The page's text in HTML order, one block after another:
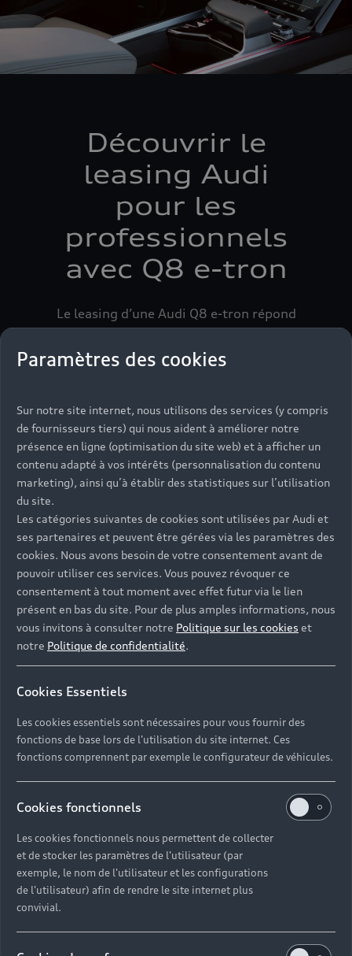
Découvrir le
leasing Audi
pour les
professionnels
avec Q8 e-tron
Le leasing d’une Audi Q8 e-tron répond
parfaitement aux besoins des professionnels. Il
offre beaucoup de flexibilité, s’adaptant ainsi à
toutes les activités et types d’entreprise. En
durée de location et le montant de la mensualité.
Vous maîtrisez ainsi pleinement le coût de votre
véhicule. En plus de cette flexibilité, le leasing
d’une Audi Q8 e-tron s’accompagne des avantages
Audi Business, un ensemble de solutions dédiées
Découvrir Audi Business
Paramètres des cookies
Sur notre site internet, nous utilisons des services (y compris
de fournisseurs tiers) qui nous aident à améliorer notre
présence en ligne (optimisation du site web) et à afficher un
contenu adapté à vos intérêts (personnalisation du contenu
marketing), ainsi qu’à établir des statistiques sur l’utilisation
du site.
Les catégories suivantes de cookies sont utilisées par Audi et
ses partenaires et peuvent être gérées via les paramètres des
cookies. Nous avons besoin de votre consentement avant de
pouvoir utiliser ces services. Vous pouvez révoquer ce
consentement à tout moment avec effet futur via le lien
présent en bas du site. Pour de plus amples informations, nous
vous invitons à consulter notre Politique sur les cookies et
notre Politique de confidentialité.
Cookies Essentiels
Les cookies essentiels sont nécessaires pour vous fournir des
fonctions de base lors de l'utilisation du site internet. Ces
fonctions comprennent par exemple le configurateur de véhicules.
Cookies fonctionnels
Les cookies fonctionnels nous permettent de collecter
et de stocker les paramètres de l'utilisateur (par
exemple, le nom de l'utilisateur et les configurations
de l'utilisateur) afin de rendre le site internet plus
convivial.